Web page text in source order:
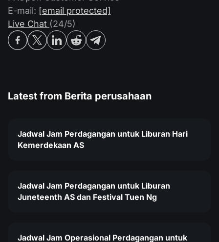
PAMM ECN
Master dan Follower
Kontes Forex
ETF
Mata uang kripto
Kalender Dividen
Forum Forex
Bantuan
Apa itu Trading ECN?
Mengapa Kami?
Sejarah
E-mail: [email protected]
Live Chat (24/5)
Latest from Berita perusahaan
Jadwal Jam Perdagangan untuk Liburan Hari
Kemerdekaan AS
Jadwal Jam Perdagangan untuk Liburan
Juneteenth AS dan Festival Tuen Ng
Jadwal Jam Operasional Perdagangan untuk